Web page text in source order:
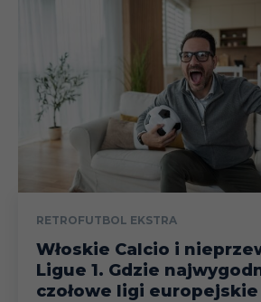
RETROFUTBOL EKSTRA
Włoskie Calcio i
Ligue 1. Gdzie
czołowe ligi europejskie